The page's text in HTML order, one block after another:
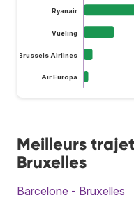
Ryanair
Vueling
Brussels Airlines
Air Europa
Meilleurs
Bruxelles
Barcelone - Bruxelles